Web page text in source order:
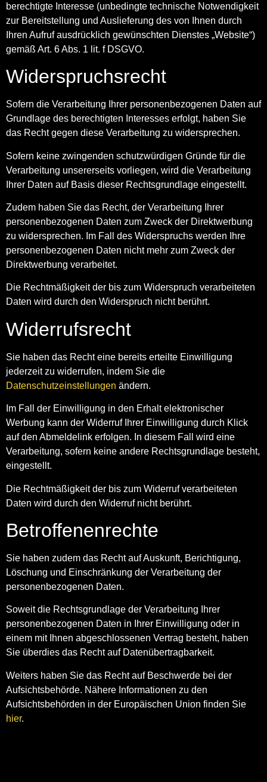
berechtigte Interesse (unbedingte technische Notwendigkeit
zur Bereitstellung und Auslieferung des von Ihnen durch
Ihren Aufruf ausdrücklich gewünschten Dienstes „Website“)
gemäß Art. 6 Abs. 1 lit. f DSGVO.
Widerspruchsrecht
Sofern die Verarbeitung Ihrer personenbezogenen Daten auf
Grundlage des berechtigten Interesses erfolgt, haben Sie
das Recht gegen diese Verarbeitung zu widersprechen.
Sofern keine zwingenden schutzwürdigen Gründe für die
Verarbeitung unsererseits vorliegen, wird die Verarbeitung
Ihrer Daten auf Basis dieser Rechtsgrundlage eingestellt.
Zudem haben Sie das Recht, der Verarbeitung Ihrer
personenbezogenen Daten zum Zweck der Direktwerbung
zu widersprechen. Im Fall des Widerspruchs werden Ihre
personenbezogenen Daten nicht mehr zum Zweck der
Direktwerbung verarbeitet.
Die Rechtmäßigkeit der bis zum Widerspruch verarbeiteten
Daten wird durch den Widerspruch nicht berührt.
Widerrufsrecht
Sie haben das Recht eine bereits erteilte Einwilligung
jederzeit zu widerrufen, indem Sie die
Datenschutzeinstellungen ändern.
Im Fall der Einwilligung in den Erhalt elektronischer
Werbung kann der Widerruf Ihrer Einwilligung durch Klick
auf den Abmeldelink erfolgen. In diesem Fall wird eine
Verarbeitung, sofern keine andere Rechtsgrundlage besteht,
eingestellt.
Die Rechtmäßigkeit der bis zum Widerruf verarbeiteten
Daten wird durch den Widerruf nicht berührt.
Betroffenenrechte
Sie haben zudem das Recht auf Auskunft, Berichtigung,
Löschung und Einschränkung der Verarbeitung der
personenbezogenen Daten.
Soweit die Rechtsgrundlage der Verarbeitung Ihrer
personenbezogenen Daten in Ihrer Einwilligung oder in
einem mit Ihnen abgeschlossenen Vertrag besteht, haben
Sie überdies das Recht auf Datenübertragbarkeit.
Weiters haben Sie das Recht auf Beschwerde bei der
Aufsichtsbehörde. Nähere Informationen zu den
Aufsichtsbehörden in der Europäischen Union finden Sie
hier.